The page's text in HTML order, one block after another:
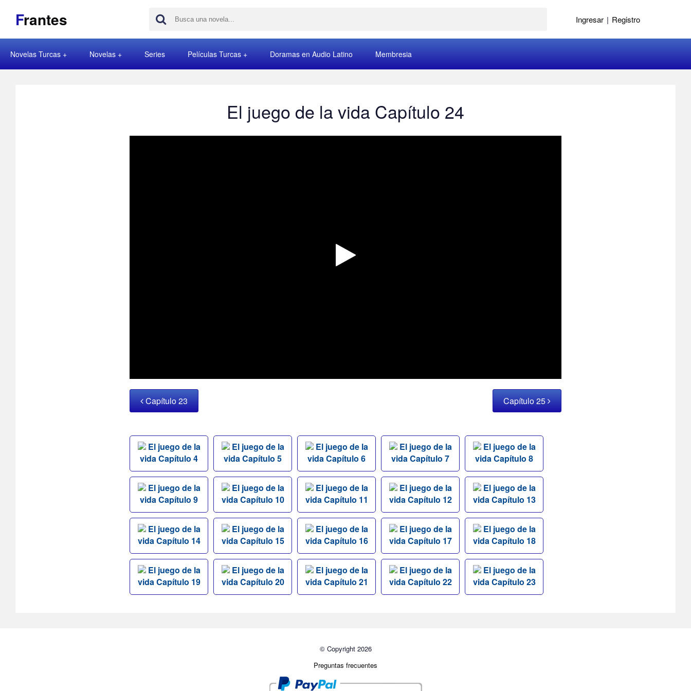
Frantes Ingresar | Registro
Novelas Turcas Novelas Series Películas Turcas Doramas en Audio Latino Membresia
El juego de la vida Capítulo 24
Capítulo 23 Capítulo 25
El juego de la
vida Capítulo 4
El juego de la
vida Capítulo 5
El juego de la
vida Capítulo 6
El juego de la
vida Capítulo 7
El juego de la
vida Capítulo 8
El juego de la
vida Capítulo 9
El juego de la
vida Capítulo 10
El juego de la
vida Capítulo 11
El juego de la
vida Capítulo 12
El juego de la
vida Capítulo 13
El juego de la
vida Capítulo 14
El juego de la
vida Capítulo 15
El juego de la
vida Capítulo 16
El juego de la
vida Capítulo 17
El juego de la
vida Capítulo 18
El juego de la
vida Capítulo 19
El juego de la
vida Capítulo 20
El juego de la
vida Capítulo 21
El juego de la
vida Capítulo 22
El juego de la
vida Capítulo 23
© Copyright 2026
Preguntas frecuentes